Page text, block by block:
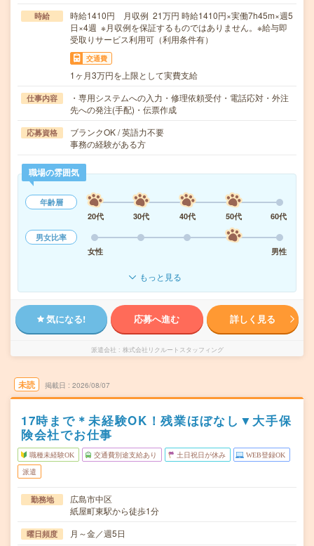
時給
時給1410円 月収例 21万円 時給1410円×実働7h45m×週5
日×4週 ※月収例を保証するものではありません。※給与即
受取りサービス利用可（利用条件有）
交通費
1ヶ月3万円を上限として実費支給
仕事内容
・専用システムへの入力・修理依頼受付・電話応対・外注
先への発注(手配)・伝票作成
応募資格
ブランクOK / 英語力不要
事務の経験がある方
職場の雰囲気
年齢層
20代
30代 40代 50代
60代
男女比率
女性
男性
もっと見る
気になる! 応募へ進む 詳しく見る
派遣会社 株式会社リクルートスタッフィング
未読 掲載日 2026/08/07
17時まで＊未経験OK！残業ほぼなし▼大手保
険会社でお仕事
職種未経験OK 交通費別途支給あり 土日祝日が休み WEB登録OK
派遣
勤務地
広島市中区
紙屋町東駅から徒歩1分
曜日頻度 月～金／週5日